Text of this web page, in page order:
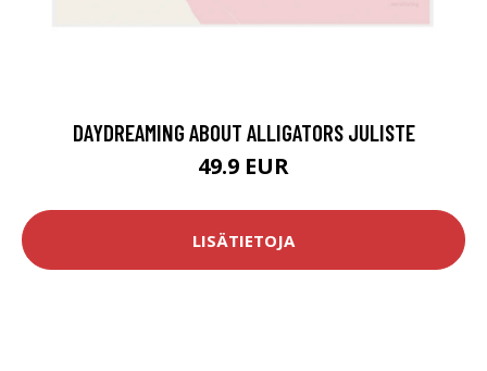
DAYDREAMING ABOUT ALLIGATORS JULISTE
49.9 EUR
LISÄTIETOJA